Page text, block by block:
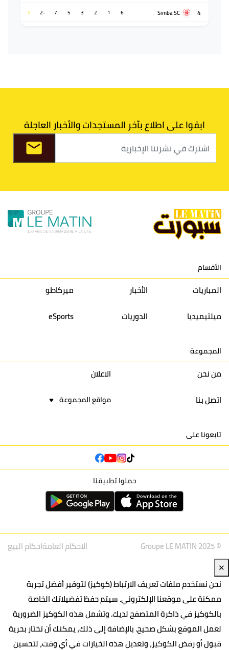
4
Simba SC
6
1
2
3
5
7
-2
5
ابقوا على اطلاع بآخر المستجدات والأخبار العاجلة
الأقسام
المباريات الأخبار
ميركاطو
ميلتيميديا
الدوريات eSports
المجموعة
من نحن
الاعلان
اتصل بنا
مواقع المجموعة
تابعونا على
حملوا تطبيقنا
© Groupe LE MATIN 2025 الاحكام العامةاحكام البيع
✕
نحن نستخدم ملفات تعريف الارتباط (كوكيز) لتوفير أفضل تجربة
ممكنة على موقعنا الإلكتروني. سيتم حفظ تفضيلاتك الخاصة
بالكوكيز في ذاكرة المتصفح لديك. وتشمل هذه الكوكيز الضرورية
لعمل الموقع بشكل صحيح. بالإضافة إلى ذلك، يمكنك أن تختار بحرية
قبول أو رفض الكوكيز، وتعديل هذه الخيارات في أي وقت، لتحسين